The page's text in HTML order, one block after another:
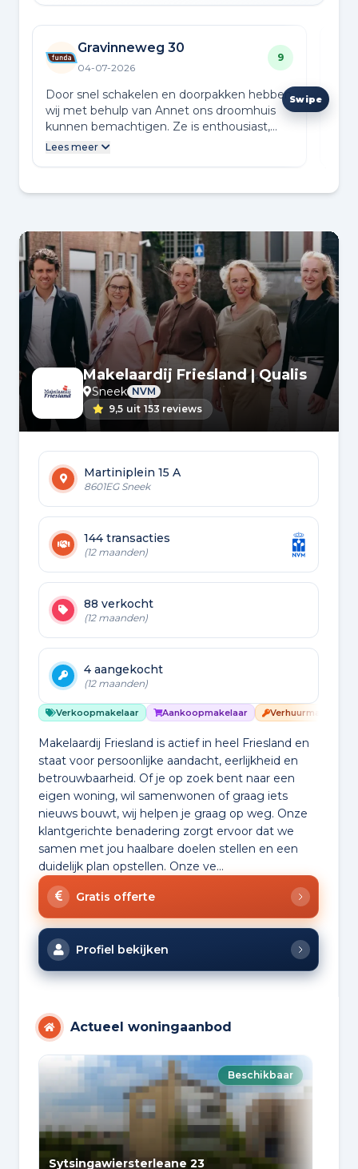
Gravinneweg 30
04-07-2026
9
Door snel schakelen en doorpakken hebben
wij met behulp van Annet ons droomhuis
kunnen bemachtigen. Ze is enthousiast,
betrokken en deskundig. Topservice!
Lees meer
Makelaardij Friesland | Qualis
Sneek NVM
9,5 uit 153 reviews
Martiniplein 15 A
8601EG Sneek
144 transacties
(12 maanden)
88 verkocht
(12 maanden)
4 aangekocht
(12 maanden)
Verkoopmakelaar Aankoopmakelaar Verhuurmakelaar
Makelaardij Friesland is actief in heel Friesland en
staat voor persoonlijke aandacht, eerlijkheid en
betrouwbaarheid. Of je op zoek bent naar een
eigen woning, wil samenwonen of graag iets
nieuws bouwt, wij helpen je graag op weg. Onze
klantgerichte benadering zorgt ervoor dat we
samen met jou haalbare doelen stellen en een
duidelijk plan opstellen. Onze ve...
Gratis offerte
Profiel bekijken
Actueel woningaanbod
Beschikbaar
Sytsingawiersterleane 23